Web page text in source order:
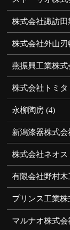
株式会社諏訪田
株式会社外山刃
燕振興工業株式
株式会社トミタ
永柳陶房 (4)
新潟漆器株式会
株式会社ネオス
有限会社野村木
プリンス工業株
マルナオ株式会